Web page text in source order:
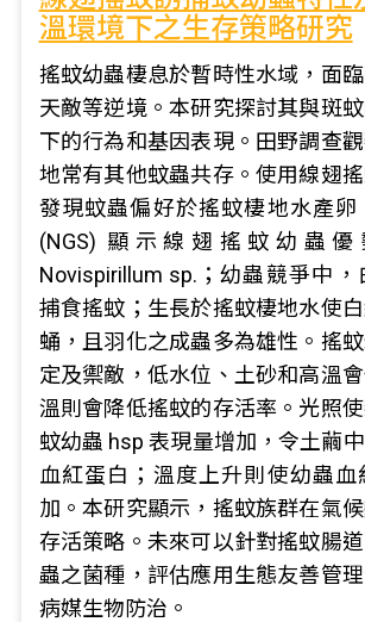
溫環境下之生存策略研究
搖蚊幼蟲棲息於暫時性水域，面
天敵等逆境。本研究探討其與斑
下的行為和基因表現。田野調查
地常有其他蚊蟲共存。使用線翅搖
發現蚊蟲偏好於搖蚊棲地水產卵
(NGS) 顯示線翅搖蚊幼蟲
Novispirillum sp.；幼蟲競爭中
捕食搖蚊；生長於搖蚊棲地水使
蛹，且羽化之成蟲多為雄性。搖
定及禦敵，低水位、土砂和高溫
溫則會降低搖蚊的存活率。光照
蚊幼蟲 hsp 表現量增加，令土繭
血紅蛋白；溫度上升則使幼蟲血
加。本研究顯示，搖蚊族群在氣
存活策略。未來可以針對搖蚊腸
蟲之菌種，評估應用生態友善管
病媒生物防治。